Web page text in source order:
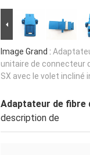
Image Grand :
unitaire de connecteur
SX avec le volet incliné
Adaptateur de fibre
description de